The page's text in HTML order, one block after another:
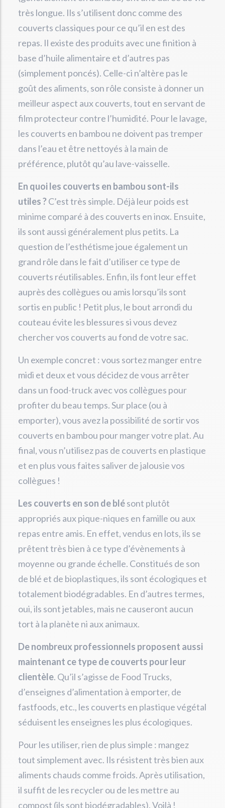
très longue. Ils s’utilisent donc comme des
couverts classiques pour ce qu’il en est des
repas. Il existe des produits avec une finition à
base d’huile alimentaire et d’autres pas
(simplement poncés). Celle-ci n’altère pas le
goût des aliments, son rôle consiste à donner un
meilleur aspect aux couverts, tout en servant de
film protecteur contre l’humidité. Pour le lavage,
les couverts en bambou ne doivent pas tremper
dans l’eau et être nettoyés à la main de
préférence, plutôt qu’au lave-vaisselle.
En quoi les couverts en bambou sont-ils
utiles ?C’est très simple. Déjà leur poids est
minime comparé à des couverts en inox. Ensuite,
ils sont aussi généralement plus petits. La
question de l’esthétisme joue également un
grand rôle dans le fait d’utiliser ce type de
couverts réutilisables. Enfin, ils font leur effet
auprès des collègues ou amis lorsqu’ils sont
sortis en public ! Petit plus, le bout arrondi du
couteau évite les blessures si vous devez
chercher vos couverts au fond de votre sac.
Un exemple concret : vous sortez manger entre
midi et deux et vous décidez de vous arrêter
dans un food-truck avec vos collègues pour
profiter du beau temps. Sur place (ou à
emporter), vous avez la possibilité de sortir vos
couverts en bambou pour manger votre plat. Au
final, vous n’utilisez pas de couverts en plastique
et en plus vous faites saliver de jalousie vos
collègues !
Les couverts en son de blésont plutôt
appropriés aux pique-niques en famille ou aux
repas entre amis. En effet, vendus en lots, ils se
prêtent très bien à ce type d’évènements à
moyenne ou grande échelle. Constitués de son
de blé et de bioplastiques, ils sont écologiques et
totalement biodégradables. En d’autres termes,
oui, ils sont jetables, mais ne causeront aucun
tort à la planète ni aux animaux.
De nombreux professionnels proposent aussi
maintenant ce type de couverts pour leur
clientèle. Qu’il s’agisse de Food Trucks,
d’enseignes d’alimentation à emporter, de
fastfoods, etc., les couverts en plastique végétal
séduisent les enseignes les plus écologiques.
Pour les utiliser, rien de plus simple : mangez
tout simplement avec. Ils résistent très bien aux
aliments chauds comme froids. Après utilisation,
il suffit de les recycler ou de les mettre au
compost (ils sont biodégradables). Voilà !